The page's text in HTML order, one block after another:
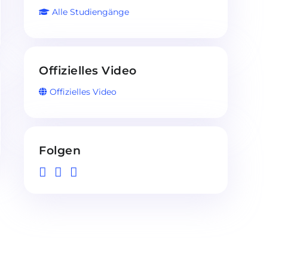
Alle Studiengänge
Offizielles Video
Offizielles Video
Folgen